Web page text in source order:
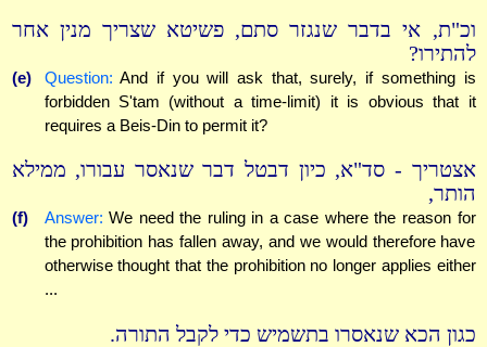
וכ"ת, אי בדבר שנגזר סתם, פשיטא שצריך מנין אחר
להתירו?
(e) Question: And if you will ask that, surely, if something is
forbidden S'tam (without a time-limit) it is obvious that it
requires a Beis-Din to permit it?
אצטריך - סד"א, כיון דבטל דבר שנאסר עבורו, ממילא
הותר,
(f) Answer: We need the ruling in a case where the reason for
the prohibition has fallen away, and we would therefore have
otherwise thought that the prohibition no longer applies either
...
כגון הכא שנאסרו בתשמיש כדי לקבל התורה.